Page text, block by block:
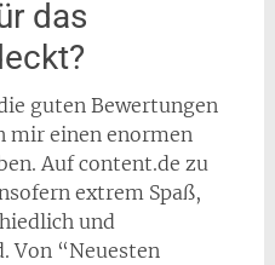
das
guten Bewertungen
mir einen enormen
Auf content.de zu
extrem Spaß,
und
Von “Neuesten